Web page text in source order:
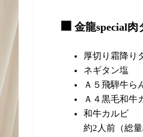
金龍special肉
厚切り霜降り
ネギタン塩
Ａ５飛騨牛ら
Ａ４黒毛和牛
和牛カルビ
約2人前（総量